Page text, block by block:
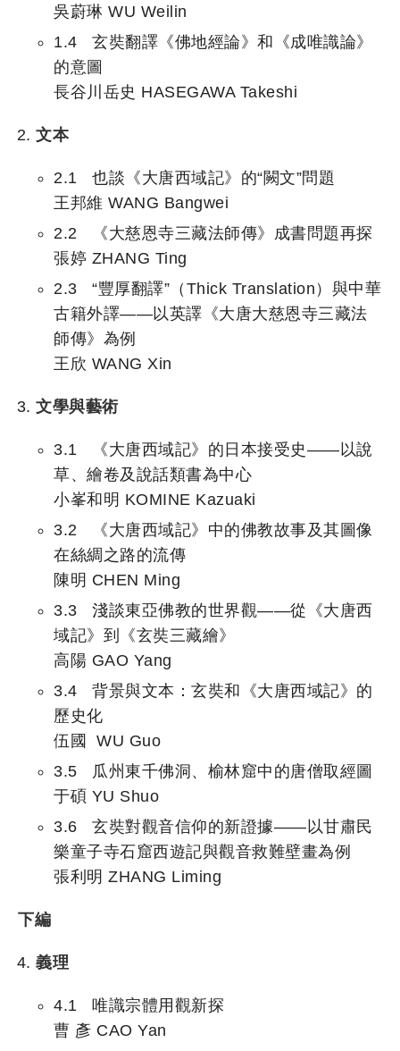
吳蔚琳 WU Weilin
1.4 玄奘翻譯《佛地經論》和《成唯識論》
的意圖
長谷川岳史 HASEGAWA Takeshi
文本
2.1 也談《大唐西域記》的“闕文”問題
王邦維 WANG Bangwei
2.2 《大慈恩寺三藏法師傳》成書問題再探
張婷 ZHANG Ting
2.3 “豐厚翻譯”（Thick Translation）與中華
古籍外譯——以英譯《大唐大慈恩寺三藏法
師傳》為例
王欣 WANG Xin
文學與藝術
3.1 《大唐西域記》的日本接受史——以說
草、繪卷及說話類書為中心
小峯和明 KOMINE Kazuaki
3.2 《大唐西域記》中的佛教故事及其圖像
在絲綢之路的流傳
陳明 CHEN Ming
3.3 淺談東亞佛教的世界觀——從《大唐西
域記》到《玄奘三藏繪》
高陽 GAO Yang
3.4 背景與文本：玄奘和《大唐西域記》的
歷史化
伍國 WU Guo
3.5 瓜州東千佛洞、榆林窟中的唐僧取經圖
于碩 YU Shuo
3.6 玄奘對觀音信仰的新證據——以甘肅民
樂童子寺石窟西遊記與觀音救難壁畫為例
張利明 ZHANG Liming
下編
義理
4.1 唯識宗體用觀新探
曹 彥 CAO Yan